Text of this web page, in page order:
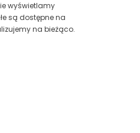
wyświetlamy
są dostępne na
na bieżąco.